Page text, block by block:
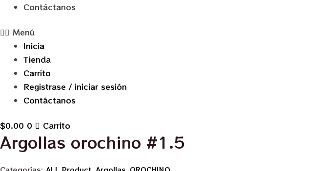
Contáctanos
Menú
Inicia
Tienda
Carrito
Registrase / iniciar sesión
Contáctanos
$0.00 0 Carrito
Argollas orochino #1.5